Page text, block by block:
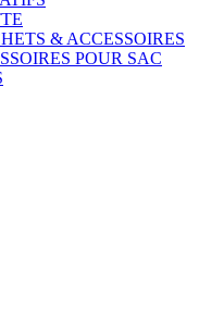
& ACCESSOIRES
POUR SAC